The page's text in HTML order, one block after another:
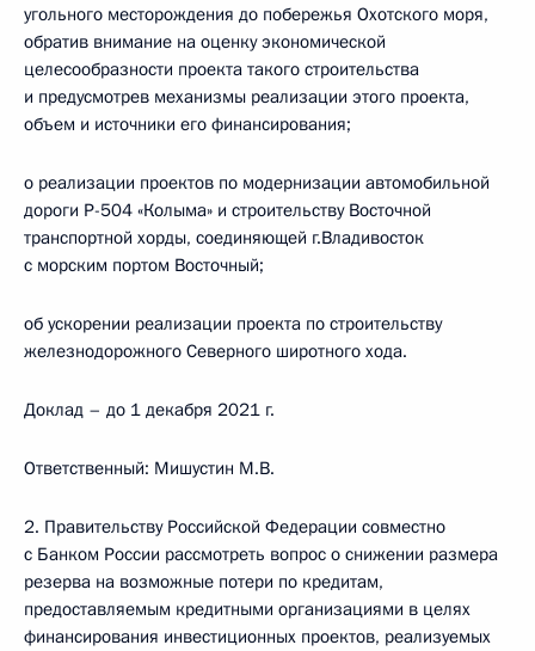
угольного месторождения до побережья Охотского моря,
обратив внимание на оценку экономической
целесообразности проекта такого строительства
и предусмотрев механизмы реализации этого проекта,
объем и источники его финансирования;
о реализации проектов по модернизации автомобильной
дороги Р-504 «Колыма» и строительству Восточной
транспортной хорды, соединяющей г.Владивосток
с морским портом Восточный;
об ускорении реализации проекта по строительству
железнодорожного Северного широтного хода.
Доклад – до 1 декабря 2021 г.
Ответственный: Мишустин М.В.
2. Правительству Российской Федерации совместно
с Банком России рассмотреть вопрос о снижении размера
резерва на возможные потери по кредитам,
предоставляемым кредитными организациями в целях
финансирования инвестиционных проектов, реализуемых